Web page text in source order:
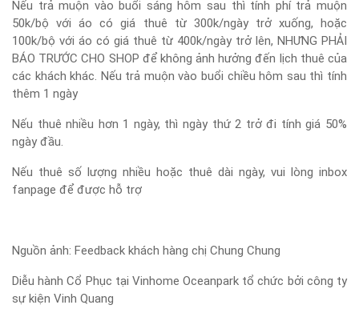
Nếu trả muộn vào buổi sáng hôm sau thì tính phí trả muộn
50k/bộ với áo có giá thuê từ 300k/ngày trở xuống, hoặc
100k/bộ với áo có giá thuê từ 400k/ngày trở lên, NHƯNG PHẢI
BÁO TRƯỚC CHO SHOP để không ảnh hưởng đến lịch thuê của
các khách khác. Nếu trả muộn vào buổi chiều hôm sau thì tính
thêm 1 ngày
Nếu thuê nhiều hơn 1 ngày, thì ngày thứ 2 trở đi tính giá 50%
ngày đầu.
Nếu thuê số lượng nhiều hoặc thuê dài ngày, vui lòng inbox
fanpage để được hỗ trợ
Nguồn ảnh: Feedback khách hàng chị Chung Chung
Diễu hành Cổ Phục tại Vinhome Oceanpark tổ chức bởi công ty
sự kiện Vinh Quang